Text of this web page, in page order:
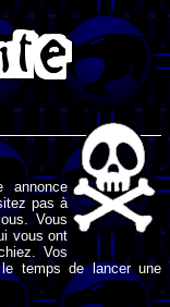
annonce
pas à
Vous
vous ont
Vos
temps de lancer une